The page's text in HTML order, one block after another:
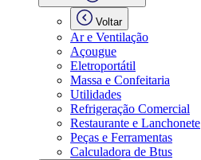
Voltar
Ar e Ventilação
Açougue
Eletroportátil
Massa e Confeitaria
Utilidades
Refrigeração Comercial
Restaurante e Lanchonete
Peças e Ferramentas
Calculadora de Btus